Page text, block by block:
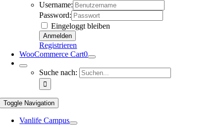
Username:
Password:
Eingeloggt bleiben
Registrieren
WooCommerce Cart0
Suche nach:
Toggle Navigation
Vanlife Campus